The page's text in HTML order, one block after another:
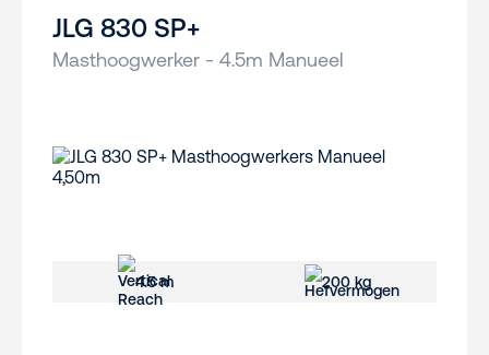
JLG 830 SP+
Masthoogwerker - 4.5m Manueel
4.5 m 200 kg